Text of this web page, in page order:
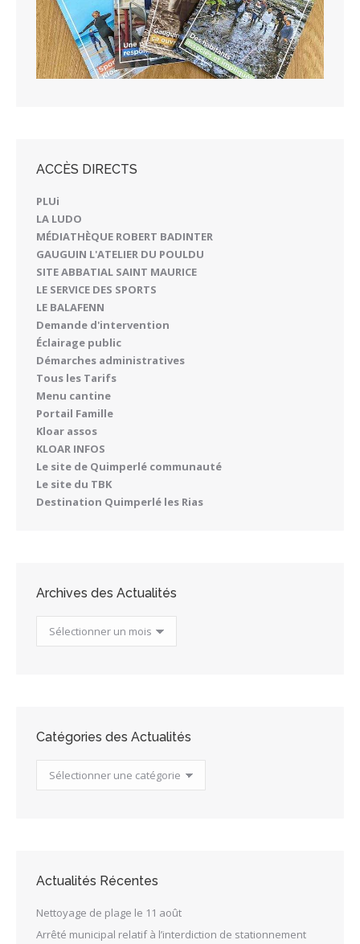
ACCÈS DIRECTS
PLUi
LA LUDO
MÉDIATHÈQUE ROBERT BADINTER
GAUGUIN L'ATELIER DU POULDU
SITE ABBATIAL SAINT MAURICE
LE SERVICE DES SPORTS
LE BALAFENN
Demande d'intervention
Éclairage public
Démarches administratives
Tous les Tarifs
Menu cantine
Portail Famille
Kloar assos
KLOAR INFOS
Le site de Quimperlé communauté
Le site du TBK
Destination Quimperlé les Rias
Archives des Actualités
Archives
des
Catégories des Actualités
Catégories
des
Actualités Récentes
Nettoyage de plage le 11 août
Arrêté municipal relatif à l’interdiction de stationnement